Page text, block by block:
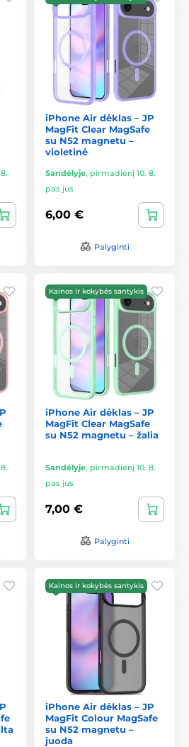
iPhone Air dėklas – JP
MagFit Clear MagSafe
su N52 magnetu –
violetinė
Sandėlyje, pirmadienį 10. 8.
pas jus
6,00 €
Palyginti
Kainos ir kokybės santykis
iPhone Air dėklas – JP
MagFit Clear MagSafe
su N52 magnetu – žalia
Sandėlyje, pirmadienį 10. 8.
pas jus
7,00 €
Palyginti
Kainos ir kokybės santykis
iPhone Air dėklas – JP
MagFit Colour MagSafe
su N52 magnetu –
juoda